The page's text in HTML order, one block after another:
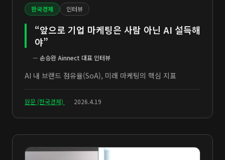
한국경제 인터뷰
“앞으로 기업 마케팅은 사람 아닌 AI 설득해
야”
— 손승완 Ainnect 대표 인터뷰
AI 내 브랜드 점유율(SoA), 미래 마케팅의 핵심 지표
원문 (한국경제) · 2026.4.19